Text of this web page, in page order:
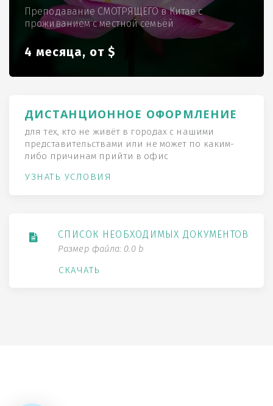
Преподавание СМОТРЯЩЕГО в Китае с
проживанием с местной семьёй
4 месяца, от $
ДИСТАНЦИОННОЕ ОФОРМЛЕНИЕ
для тех, кто не живёт в городах с нашими
представительствами или не может по каким-
либо причинам прийти в офис
УЗНАТЬ УСЛОВИЯ
СПИСОК НЕОБХОДИМЫХ ДОКУМЕНТОВ
Размер файла: 0.0 b
СКАЧАТЬ